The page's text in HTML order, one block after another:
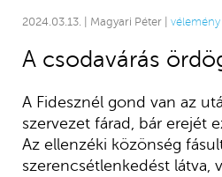
2024.03.13. | Magyari Péter | vélemény
A csodavárás
A Fidesznél gond van az
szervezet fárad, bár erejét
Az ellenzéki közönség
szerencsétlenkedést látva,